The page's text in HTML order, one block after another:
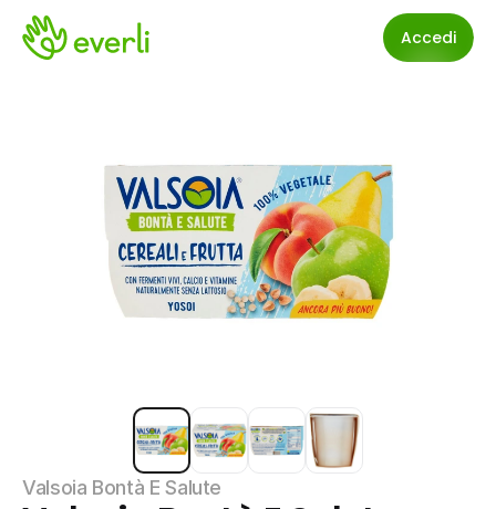
Accedi
Valsoia Bontà E Salute